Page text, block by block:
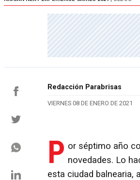
Redacción Parabrisas
VIERNES 08 DE ENERO DE 2021
P or séptimo año
novedades. Lo
esta ciudad balnearia,